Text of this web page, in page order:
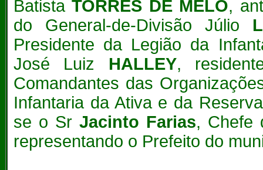
BatistaTORRES DE MELO,
do General-de-Divisão Júlio
Presidente da Legião da
José Luiz HALLEY,
Comandantes das
Infantaria da Ativa e da
se o Sr Jacinto Farias, Chefe
representando o Prefeito do